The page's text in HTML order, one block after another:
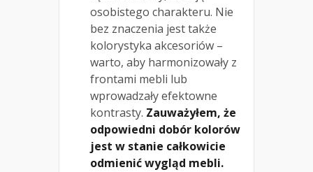
osobistego charakteru. Nie
bez znaczenia jest także
kolorystyka akcesoriów –
warto, aby harmonizowały z
frontami mebli lub
wprowadzały efektowne
kontrasty. Zauważyłem, że
odpowiedni dobór kolorów
jest w stanie całkowicie
odmienić wygląd mebli.